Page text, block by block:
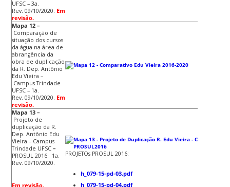
UFSC – 3a.
Rev. 09/10/2020. Em
revisão.
Mapa 12 –
Comparação de
situação dos cursos
da água na área de
abrangência da
obra de duplicação
da R. Dep. Antônio
Edu Vieira –
Campus Trindade
UFSC – 1a.
Rev. 09/10/2020. Em
revisão.
Mapa 13 –
Projeto de
duplicação da R.
Dep. Antônio Edu
Vieira – Campus
Trindade UFSC –
PROSUL 2016. 1a.
Rev. 09/10/2020.
PROJETOs PROSUL 2016:
h_079-15-pd-03.pdf
h_079-15-pd-04.pdf